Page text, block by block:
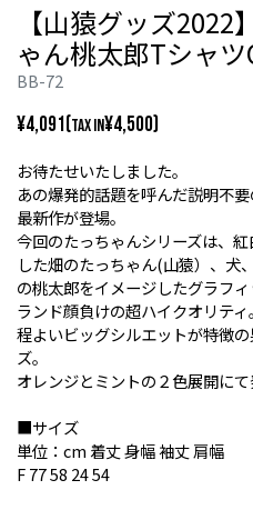
【山猿グッズ
ゃん桃太郎Tシャツ
BB-72
¥4,091(TAX IN¥4,500)
お待たせいたしました。
あの爆発的話題を呼んだ説明不
最新作が登場。
今回のたっちゃんシリーズは、
した畑のたっちゃん(山猿）、犬
の桃太郎をイメージしたグラフ
ランド顔負けの超ハイクオリティ。
程よいビッグシルエットが特徴
ズ。
オレンジとミントの２色展開にて
■サイズ
単位：cm 着丈 身幅 袖丈 肩幅
F 77 58 24 54